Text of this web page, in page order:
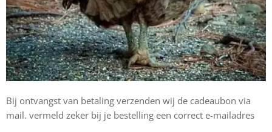
Bij ontvangst van betaling verzenden wij de cadeaubon via
mail. vermeld zeker bij je bestelling een correct e-mailadres